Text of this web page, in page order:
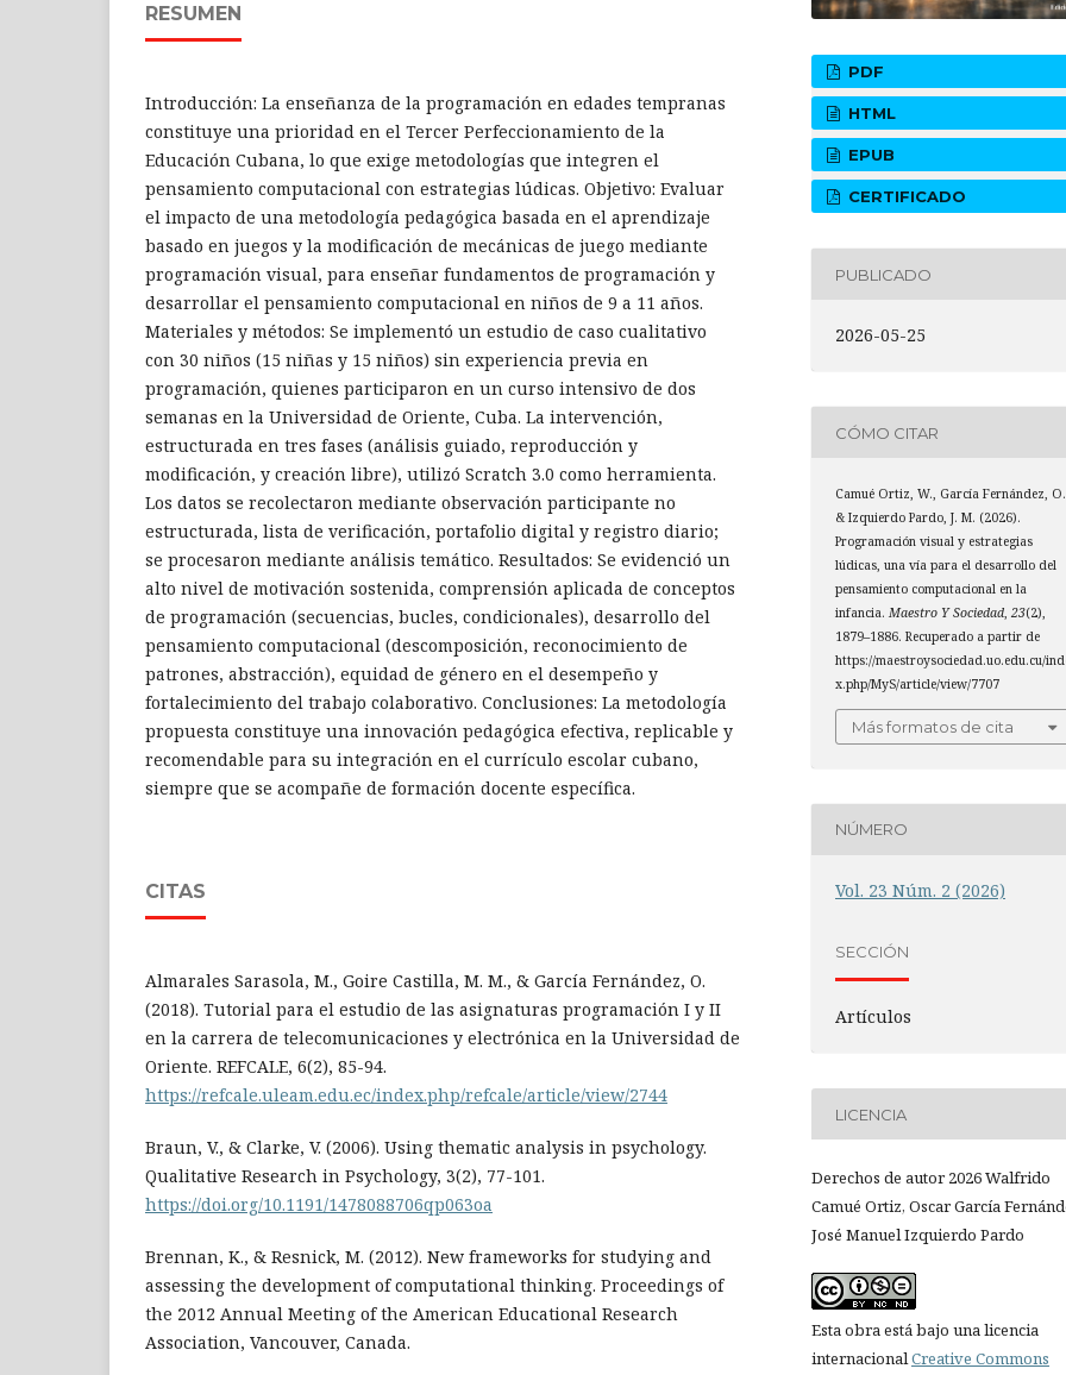
RESUMEN
Introducción: La enseñanza de la programación en edades tempranas
constituye una prioridad en el Tercer Perfeccionamiento de la
Educación Cubana, lo que exige metodologías que integren el
pensamiento computacional con estrategias lúdicas. Objetivo: Evaluar
el impacto de una metodología pedagógica basada en el aprendizaje
basado en juegos y la modificación de mecánicas de juego mediante
programación visual, para enseñar fundamentos de programación y
desarrollar el pensamiento computacional en niños de 9 a 11 años.
Materiales y métodos: Se implementó un estudio de caso cualitativo
con 30 niños (15 niñas y 15 niños) sin experiencia previa en
programación, quienes participaron en un curso intensivo de dos
semanas en la Universidad de Oriente, Cuba. La intervención,
estructurada en tres fases (análisis guiado, reproducción y
modificación, y creación libre), utilizó Scratch 3.0 como herramienta.
Los datos se recolectaron mediante observación participante no
estructurada, lista de verificación, portafolio digital y registro diario;
se procesaron mediante análisis temático. Resultados: Se evidenció un
alto nivel de motivación sostenida, comprensión aplicada de conceptos
de programación (secuencias, bucles, condicionales), desarrollo del
pensamiento computacional (descomposición, reconocimiento de
patrones, abstracción), equidad de género en el desempeño y
fortalecimiento del trabajo colaborativo. Conclusiones: La metodología
propuesta constituye una innovación pedagógica efectiva, replicable y
recomendable para su integración en el currículo escolar cubano,
siempre que se acompañe de formación docente específica.
CITAS
Almarales Sarasola, M., Goire Castilla, M. M., & García Fernández, O.
(2018). Tutorial para el estudio de las asignaturas programación I y II
en la carrera de telecomunicaciones y electrónica en la Universidad de
Oriente. REFCALE, 6(2), 85-94.
https://refcale.uleam.edu.ec/index.php/refcale/article/view/2744
Braun, V., & Clarke, V. (2006). Using thematic analysis in psychology.
Qualitative Research in Psychology, 3(2), 77-101.
https://doi.org/10.1191/1478088706qp063oa
Brennan, K., & Resnick, M. (2012). New frameworks for studying and
assessing the development of computational thinking. Proceedings of
the 2012 Annual Meeting of the American Educational Research
Association, Vancouver, Canada.
PDF
HTML
EPUB
CERTIFICADO
PUBLICADO
2026-05-25
CÓMO CITAR
Camué Ortiz, W., García Fernández,
& Izquierdo Pardo, J. M. (2026).
Programación visual y estrategias
lúdicas, una vía para el desarrollo del
pensamiento computacional en la
infancia.Maestro Y Sociedad,23(2),
1879–1886. Recuperado a partir de
https://maestroysociedad.uo.edu.cu/
x.php/MyS/article/view/7707
Más formatos de cita
NÚMERO
Vol. 23 Núm. 2 (2026)
SECCIÓN
Artículos
LICENCIA
Derechos de autor 2026 Walfrido
Camué Ortiz, Oscar García
José Manuel Izquierdo Pardo
Esta obra está bajo una licencia
internacionalCreative Commons